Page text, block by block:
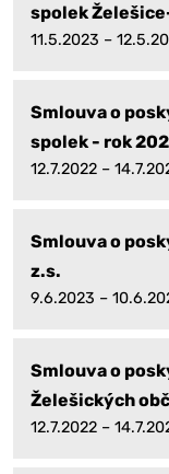
spolek
11.5.2023 –
Smlouva o
spolek - rok
12.7.2022 –
Smlouva o
z.s.
9.6.2023 –
Smlouva o
Želešických
12.7.2022 –